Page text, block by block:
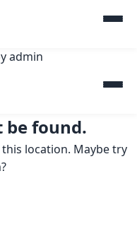
admin